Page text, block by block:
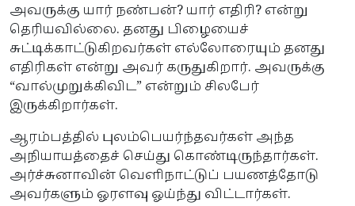
அவருக்கு யார் நண்பன்? யார் எதிரி? என்று
தெரியவில்லை. தனது பிழையைச்
சுட்டிக்காட்டுகிறவர்கள் எல்லோரையும் தனது
எதிரிகள் என்று அவர் கருதுகிறார். அவருக்கு
“வால்முறுக்கிவிட” என்றும் சிலபேர்
இருக்கிறார்கள்.
ஆரம்பத்தில் புலம்பெயர்ந்தவர்கள் அந்த
அநியாயத்தைச் செய்து கொண்டிருந்தார்கள்.
அர்ச்சுனாவின் வெளிநாட்டுப் பயணத்தோடு
அவர்களும் ஓரளவு ஓய்ந்து விட்டார்கள்.